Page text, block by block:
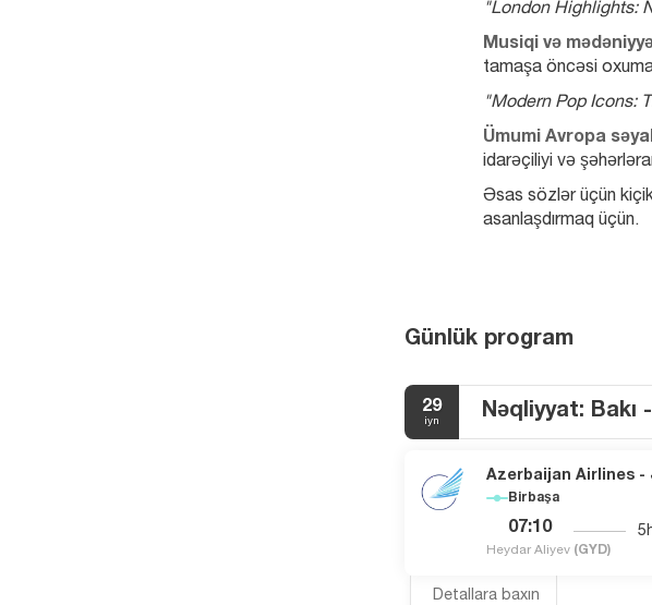
"London Highlights:
Musiqi və
tamaşa öncəsi
"Modern Pop Icons:
Ümumi Avropa
idarəçiliyi və
Əsas sözlər üçün
asanlaşdırmaq üçün.
Günlük program
29
iyn Nəqliyyat: Bakı
Azerbaijan Airlines -
Birbaşa
07:10
Heydar Aliyev (GYD)
Detallara baxın